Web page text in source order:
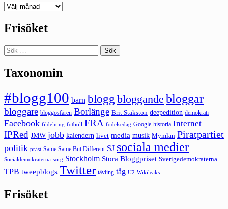
Deepedition
Frisöket
Sök
efter:
Taxonomin
#blogg100 barn blogg bloggande bloggar
bloggare bloggosfären Borlänge Brit Stakston deepedition demokrati
Facebook fildelning fotboll FRA födelsedag Google historia Internet
IPRed JMW jobb kalendern livet media musik Mymlan Piratpartiet
politik präst Same Same But Different SJ sociala medier
Socialdemokraterna sorg Stockholm Stora Bloggpriset Sverigedemokraterna
TPB tweepblogs Twitter tävling tåg U2 Wikileaks
Frisöket